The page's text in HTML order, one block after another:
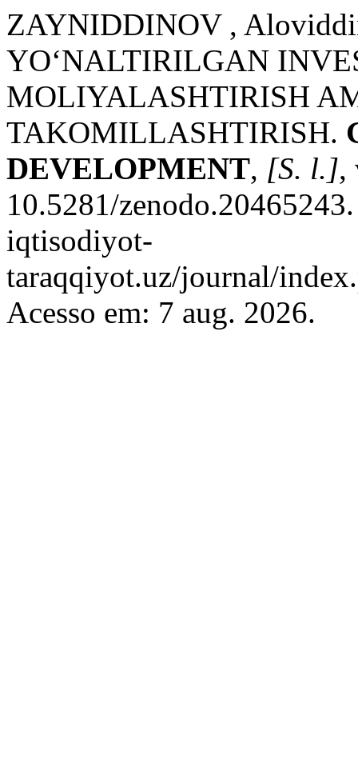
ZAYNIDDINOV ,
YO‘NALTIRILGAN
MOLIYALASHTIRISH
TAKOMILLASHTIRISH.
DEVELOPMENT, [S. l.],
10.5281/
iqtisodiyot-
taraqqiyot.uz/journal/
Acesso em: 7 aug. 2026.